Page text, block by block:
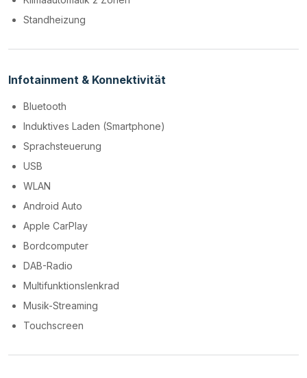
Standheizung
Infotainment & Konnektivität
Bluetooth
Induktives Laden (Smartphone)
Sprachsteuerung
USB
WLAN
Android Auto
Apple CarPlay
Bordcomputer
DAB-Radio
Multifunktionslenkrad
Musik-Streaming
Touchscreen